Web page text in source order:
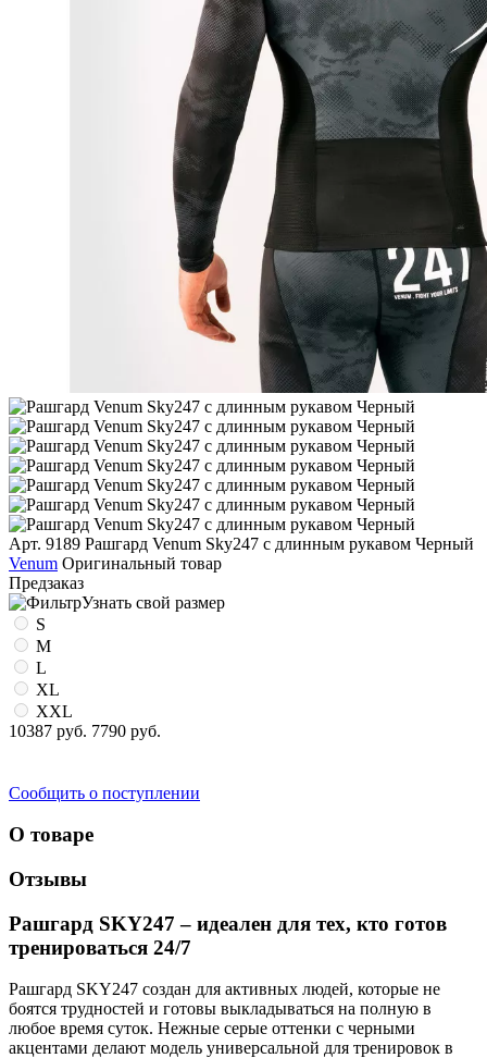
Арт. 9189 Рашгард Venum Sky247 с длинным рукавом Черный
Venum Оригинальный товар
Предзаказ
Узнать свой размер
S
M
L
XL
XXL
10387 руб. 7790 руб.
Сообщить о поступлении
О товаре
Отзывы
Рашгард SKY247 – идеален для тех, кто готов
тренироваться 24/7
Рашгард SKY247 создан для активных людей, которые не
боятся трудностей и готовы выкладываться на полную в
любое время суток. Нежные серые оттенки с черными
акцентами делают модель универсальной для тренировок в